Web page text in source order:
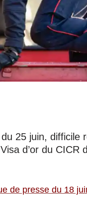
25 juin, difficile
d’or du CICR
de presse du 18